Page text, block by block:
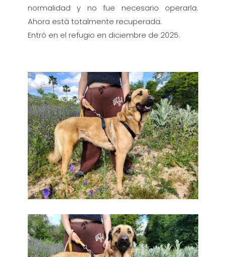
normalidad y no fue necesario operarla.
Ahora está totalmente recuperada.
Entró en el refugio en diciembre de 2025.